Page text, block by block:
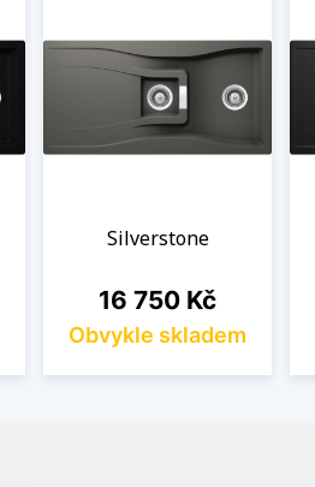
Silverstone
Cena
16 750 Kč
Obvykle skladem